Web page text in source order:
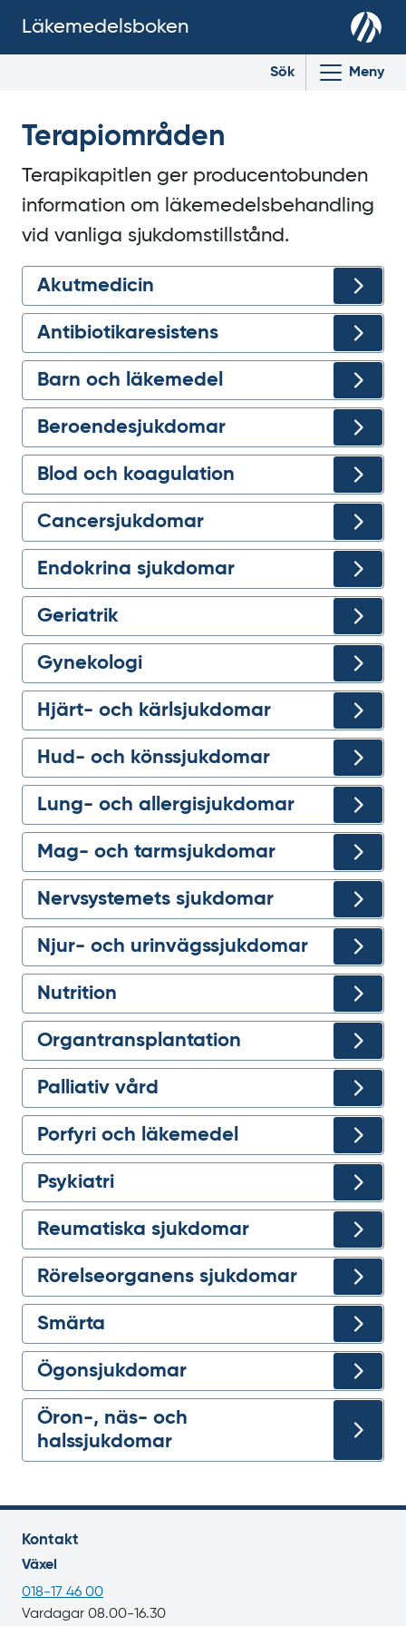
Läkemedelsboken
Sök Meny
Terapiområden
Terapikapitlen ger producentobunden
information om läkemedelsbehandling
vid vanliga sjukdomstillstånd.
Akutmedicin
Antibiotikaresistens
Barn och läkemedel
Beroendesjukdomar
Blod och koagulation
Cancersjukdomar
Endokrina sjukdomar
Geriatrik
Gynekologi
Hjärt- och kärlsjukdomar
Hud- och könssjukdomar
Lung- och allergi­sjukdomar
Mag- och tarmsjukdomar
Nervsystemets sjukdomar
Njur- och urinvägssjukdomar
Nutrition
Organtransplantation
Palliativ vård
Porfyri och läkemedel
Psykiatri
Reumatiska sjukdomar
Rörelseorganens sjukdomar
Smärta
Ögonsjukdomar
Öron-, näs- och
halssjukdomar
Kontakt
Växel
018-17 46 00
Vardagar 08.00-16.30